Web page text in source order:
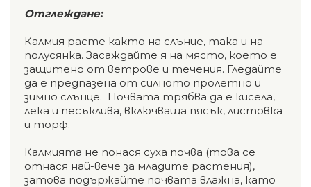
Отглеждане:
Калмия расте както на слънце, така и на
полусянка. Засаждайте я на място, което е
защитено от ветрове и течения. Гледайте
да е предпазена от силното пролетно и
зимно слънце. Почвата трябва да е кисела,
лека и песъклива, включваща пясък, листовка
и торф.
Калмията не понася суха почва (това се
отнася най-вече за младите растения),
затова подържайте почвата влажна, като